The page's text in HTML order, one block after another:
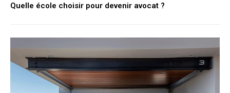
Quelle école choisir pour devenir avocat ?